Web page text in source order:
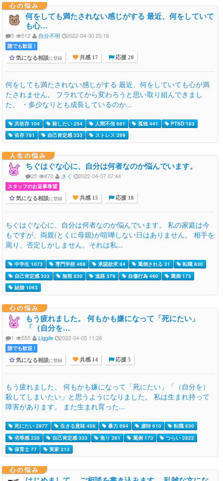
心の悩み
何をしても満たされない感じがする 最近、何をしていて
も心…
5 512 自分不明 2022-04-30 20:16
誰でも歓迎 !
気になる相談に登録 共感 17 応援 20
何をしても満たされない感じがする 最近、何をしていても心が満
たされません。 フラれてから変わろうと思い取り組んできまし
た。 ・多少なりとも成長しているのか...
共依存 104 殺したい 254 人間不信 681 孤独 441
PTSD 183
依存 781
自己肯定感 333 ストレス 289
人生の悩み
ちぐはぐな心に、自分は何者なのか悩んでいます。
25 870 さく 2022-04-07 07:44
スタッフのお返事希望
気になる相談に登録 共感 15 応援 18
ちぐはぐな心に、自分は何者なのか悩んでいます。 私の家庭は今
もですが、両親(とくに母親)が喧嘩しない日はありません。 相手を
罵り、否定しかしません。それは私...
中学生 1073 専門学校 468 承認欲求 84 罵倒される 31
転職 830
自己肯定感 333
無視 830 進路 379 自傷行為 460
罵倒 173
結婚 1063
心の悩み
もう疲れました。 何もかも嫌になって「死にたい」
「（自分を…
1 555 Liggile 2022-04-05 11:26
誰でも歓迎 !
気になる相談に登録 共感 14 応援 5
もう疲れました。 何もかも嫌になって「死にたい」「（自分を）
殺してしまいたい」と思うようになりました。 私は生まれ持って
障害があります。 また生まれ育った...
死にたい 2877 生きる意味 458 暴力 894 虐待 610
転職 830
劣等感 235
自己肯定感 333 焦り 261 罵倒 173
つらい 2822
保育士 77
実家 213
心の悩み